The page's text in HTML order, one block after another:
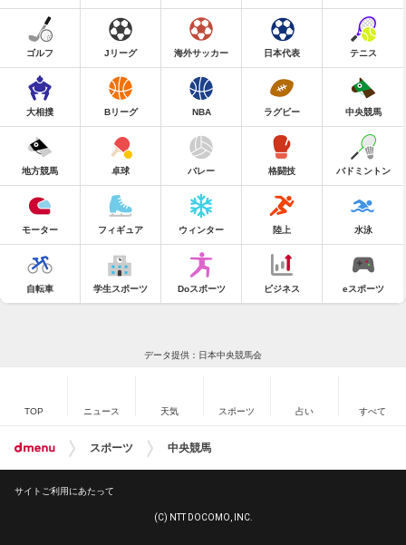
ゴルフ Jリーグ 海外サッカー 日本代表 テニス
大相撲 Bリーグ NBA ラグビー 中央競馬
地方競馬 卓球 バレー 格闘技 バドミントン
モーター フィギュア ウィンター 陸上 水泳
自転車 学生スポーツ Doスポーツ ビジネス eスポーツ
データ提供：日本中央競馬会
TOP ニュース 天気 スポーツ 占い すべて
スポーツ 中央競馬
サイトご利用にあたって
(C) NTT DOCOMO, INC.